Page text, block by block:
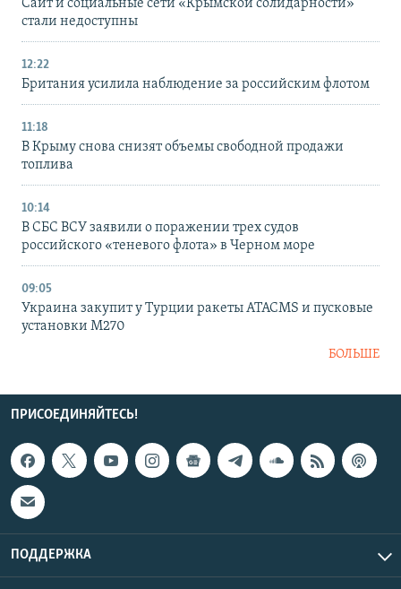
Сайт и социальные сети «Крымской солидарности»
стали недоступны
12:22
Британия усилила наблюдение за российским флотом
11:18
В Крыму снова снизят объемы свободной продажи
топлива
10:14
В СБС ВСУ заявили о поражении трех судов
российского «теневого флота» в Черном море
09:05
Украина закупит у Турции ракеты ATACMS и пусковые
установки M270
БОЛЬШЕ
ПРИСОЕДИНЯЙТЕСЬ!
ПОДДЕРЖКА